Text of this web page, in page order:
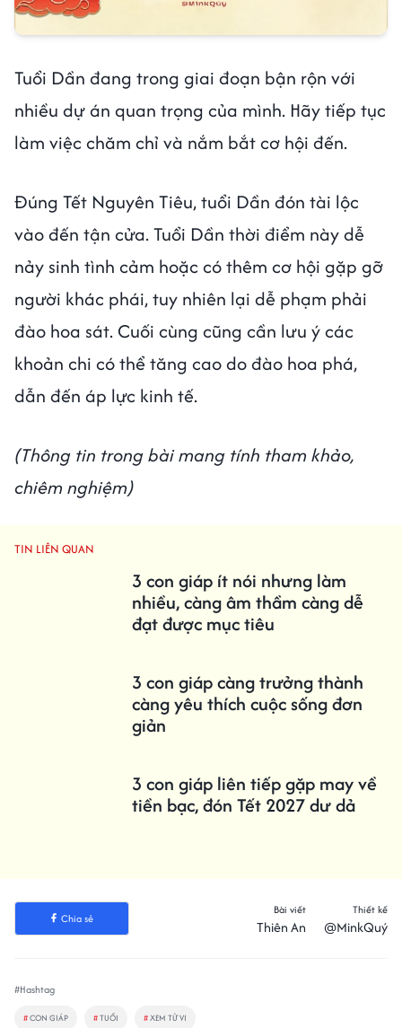
Tuổi Dần đang trong giai đoạn bận rộn với
nhiều dự án quan trọng của mình. Hãy tiếp tục
làm việc chăm chỉ và nắm bắt cơ hội đến.
Đúng Tết Nguyên Tiêu, tuổi Dần đón tài lộc
vào đến tận cửa. Tuổi Dần thời điểm này dễ
nảy sinh tình cảm hoặc có thêm cơ hội gặp gỡ
người khác phái, tuy nhiên lại dễ phạm phải
đào hoa sát. Cuối cùng cũng cần lưu ý các
khoản chi có thể tăng cao do đào hoa phá,
dẫn đến áp lực kinh tế.
(Thông tin trong bài mang tính tham khảo,
chiêm nghiệm)
TIN LIÊN QUAN
3 con giáp ít nói nhưng làm
nhiều, càng âm thầm càng dễ
đạt được mục tiêu
3 con giáp càng trưởng thành
càng yêu thích cuộc sống đơn
giản
3 con giáp liên tiếp gặp may về
tiền bạc, đón Tết 2027 dư dả
Chia sẻ
Bài viết
Thiên An
Thiết kế
@MinkQuý
#Hashtag
#CON GIÁP #TUỔI # XEM TỬ VI